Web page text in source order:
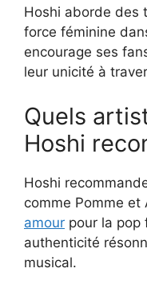
Hoshi aborde des
force féminine
encourage ses
leur unicité à
Quels
Hoshi
Hoshi
comme Pomme
amour pour la pop
authenticité
musical.